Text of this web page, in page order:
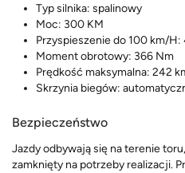
Typ silnika: spalinowy
Moc: 300 KM
Przyspieszenie do 100 km/H:
Moment obrotowy: 366 Nm
Prędkość maksymalna: 242
Skrzynia biegów:
Bezpieczeństwo
Jazdy odbywają się na terenie
zamknięty na potrzeby realizacji.